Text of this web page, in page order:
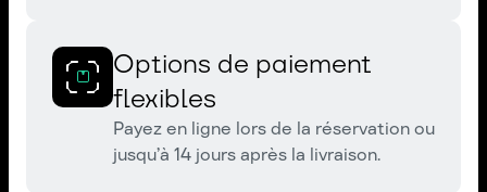
Options de paiement
flexibles
Payez en ligne lors de la réservation ou
jusqu’à 14 jours après la livraison.